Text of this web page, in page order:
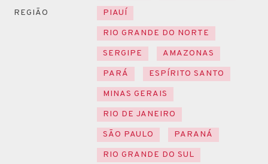
REGIÃO
PIAUÍ
RIO GRANDE DO NORTE
SERGIPE
AMAZONAS
PARÁ
ESPÍRITO SANTO
MINAS GERAIS
RIO DE JANEIRO
SÃO PAULO
PARANÁ
RIO GRANDE DO SUL